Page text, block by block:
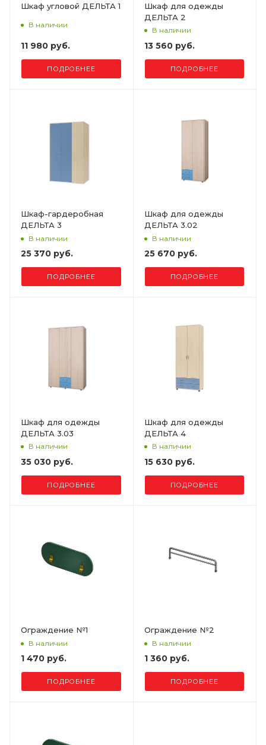
Шкаф угловой ДЕЛЬТА 1
В наличии
11 980 руб.
ПОДРОБНЕЕ
Шкаф для одежды
ДЕЛЬТА 2
В наличии
13 560 руб.
ПОДРОБНЕЕ
Шкаф-гардеробная
ДЕЛЬТА 3
В наличии
25 370 руб.
ПОДРОБНЕЕ
Шкаф для одежды
ДЕЛЬТА 3.02
В наличии
25 670 руб.
ПОДРОБНЕЕ
Шкаф для одежды
ДЕЛЬТА 3.03
В наличии
35 030 руб.
ПОДРОБНЕЕ
Шкаф для одежды
ДЕЛЬТА 4
В наличии
15 630 руб.
ПОДРОБНЕЕ
Ограждение №1
В наличии
1 470 руб.
ПОДРОБНЕЕ
Ограждение №2
В наличии
1 360 руб.
ПОДРОБНЕЕ